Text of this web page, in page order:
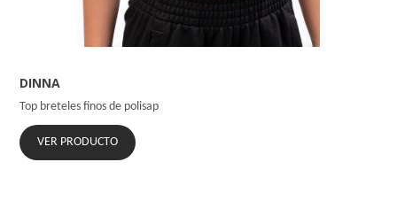
DINNA
Top breteles finos de polisap
VER PRODUCTO